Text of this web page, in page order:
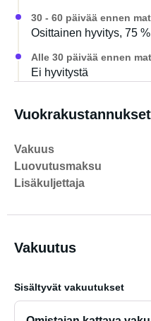
30 - 60 päivää ennen
Osittainen hyvitys, 75
Alle 30 päivää ennen
Ei hyvitystä
Vuokrakustannukset
Vakuus
Luovutusmaksu
Lisäkuljettaja
Vakuutus
Sisältyvät vakuutukset